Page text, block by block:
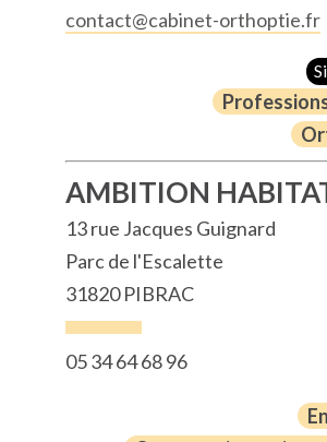
contact@cabinet-orthoptie.fr
AMBITION
13 rue Jacques Guignard
Parc de l'Escalette
31820 PIBRAC
05 34 64 68 96